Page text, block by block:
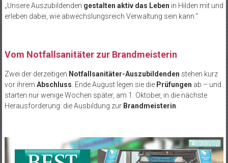
„Unsere Auszubildenden gestalten aktiv das Leben in Hilden mit und
erleben dabei, wie abwechslungsreich Verwaltung sein kann.“
Vom Notfallsanitäter zur Brandmeisterin
Zwei der derzeitigen Notfallsanitäter-Auszubildenden stehen kurz
vor ihrem Abschluss. Ende August legen sie die Prüfungen ab – und
starten nur wenige Wochen später, am 1. Oktober, in die nächste
Herausforderung: die Ausbildung zur Brandmeisterin.